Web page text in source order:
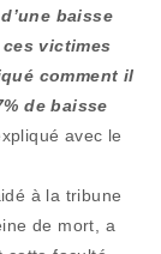
baisse
ces victimes
comment il
de baisse
avec le
à la tribune
de mort, a